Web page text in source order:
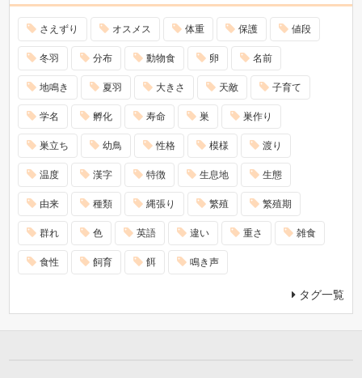
さえずり オスメス 体重 保護 値段
冬羽 分布 動物食 卵 名前
地鳴き 夏羽 大きさ 天敵 子育て
学名 孵化 寿命 巣 巣作り
巣立ち 幼鳥 性格 模様 渡り
温度 漢字 特徴 生息地 生態
由来 種類 縄張り 繁殖 繁殖期
群れ 色 英語 違い 重さ 雑食
食性 飼育 餌 鳴き声
タグ一覧